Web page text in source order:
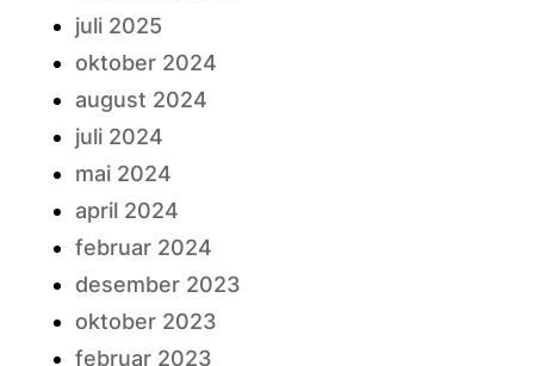
juli 2025
oktober 2024
august 2024
juli 2024
mai 2024
april 2024
februar 2024
desember 2023
oktober 2023
februar 2023